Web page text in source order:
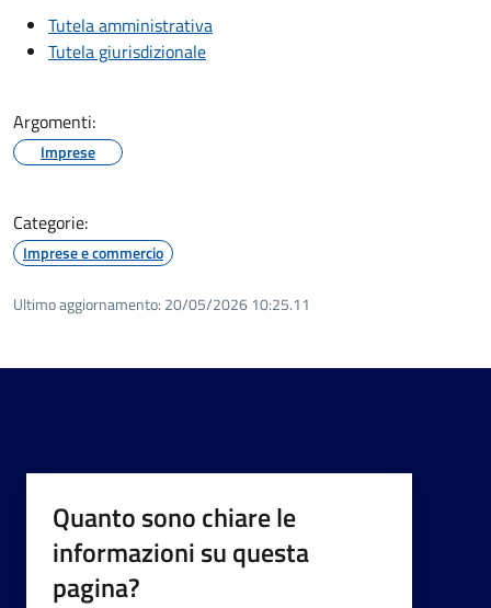
Tutela amministrativa
Tutela giurisdizionale
Argomenti:
Imprese
Categorie:
Imprese e commercio
Ultimo aggiornamento: 20/05/2026 10:25.11
Quanto sono chiare le
informazioni su questa
pagina?